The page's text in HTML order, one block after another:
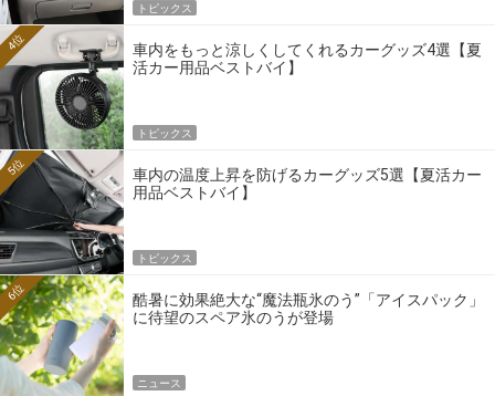
トピックス
車内をもっと涼しくしてくれるカーグッズ4選【夏
活カー用品ベストバイ】
4位
トピックス
車内の温度上昇を防げるカーグッズ5選【夏活カー
用品ベストバイ】
5位
トピックス
酷暑に効果絶大な“魔法瓶氷のう”「アイスパック」
に待望のスペア氷のうが登場
6位
ニュース